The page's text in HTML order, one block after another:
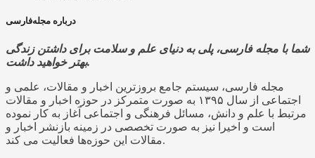
درباره مجله‌فارسی
شما با مجله فارسی، پلی به دنیای علم و سلامت برای داشتن زندگی
بهتر خواهید داشت.
مجله فارسی، سیستم جامع بروزترین اخبار و مقالات، علمی و
اجتماعی از سال ۱۳۹۵ به صورت متمرکز در حوزه اخبار و مقالات
مرتبط با علم و دانش، مسائل فرهنگی و اجتماعی آغاز به کار نموده
است و اخیرا نیز به صورت تخصصی در زمینه بازنشر اخبار و
مقالات این حوزه‌ها فعالیت می کند.